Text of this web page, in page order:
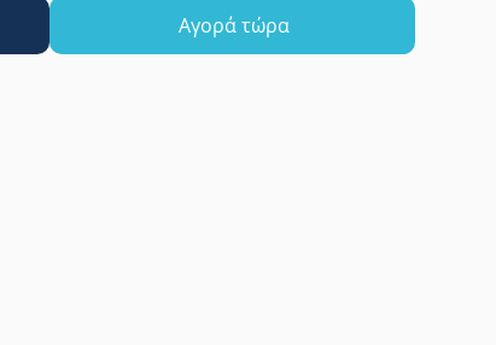
Αγορά τώρα